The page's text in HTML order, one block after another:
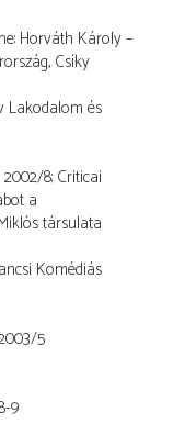
Horváth Károly –
Csíky
Lakodalom és
8; Criticai
a
társulata
Komédiás
5
9